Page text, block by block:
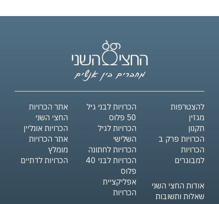
אתר הכרויות
החצי השני
הכרויות אונליין
אתר הכרויות
מומלץ
הכרויות לדתיים
הכרויות לבני גיל
50 פלוס
הכרויות לגיל
השלישי
הכרויות לחתונה
הכרויות לבני 40
פלוס
אפליקציית
הכרויות
להצטרפות
מגזין
תקנון
הכרויות פרק ב
הכרויות
למבוגרים
אודות החצי השני
שאלות ותשובות